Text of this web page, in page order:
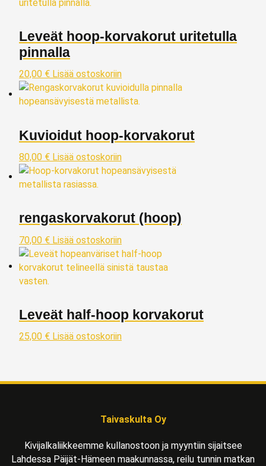
Leveät hoop‑korvakorut uritetulla
pinnalla
20,00 € Lisää ostoskoriin
Kuvioidut hoop‑korvakorut
80,00 € Lisää ostoskoriin
rengaskorvakorut (hoop)
70,00 € Lisää ostoskoriin
Leveät half‑hoop korvakorut
25,00 € Lisää ostoskoriin
Taivaskulta Oy
Kivijalkaliikkeemme kullanostoon ja myyntiin sijaitsee
Lahdessa Päijät-Hämeen maakunnassa, reilu tunnin matkan